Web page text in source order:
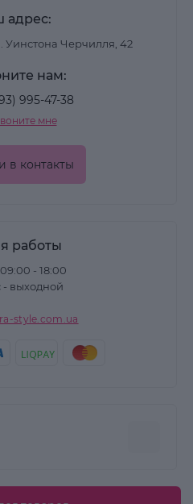
адрес:
Уинстона Черчилля, 42
нам:
995-47-38
мне
в контакты
работы
- 18:00
- выходной
style.com.ua